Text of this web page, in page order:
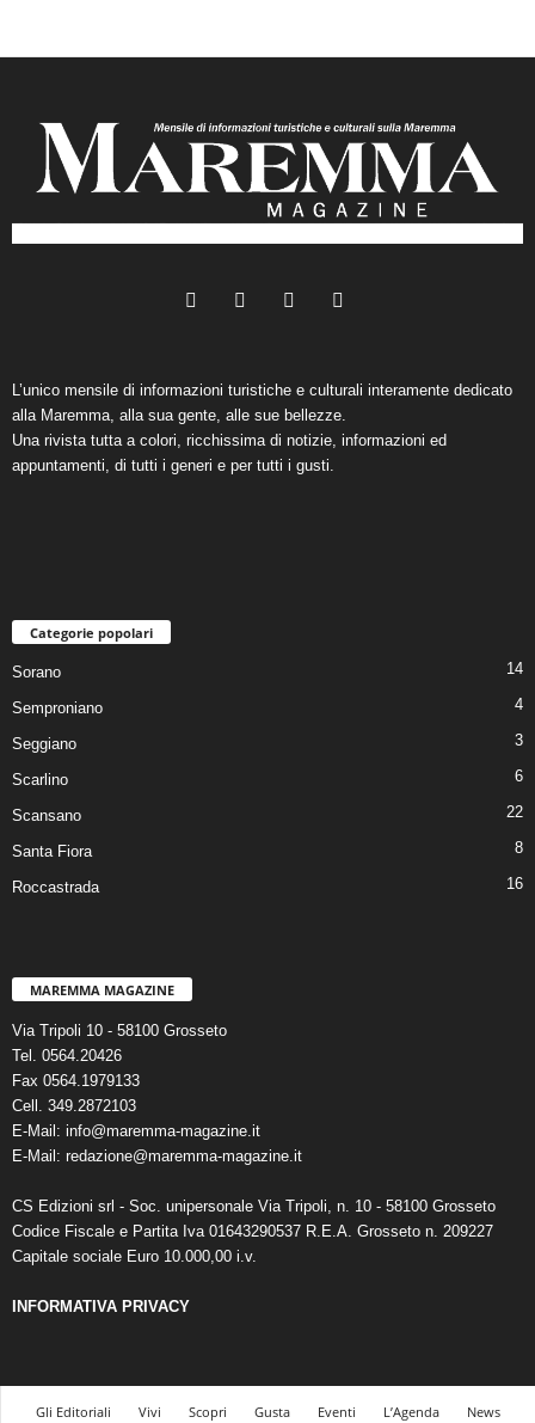
L’unico mensile di informazioni turistiche e culturali interamente dedicato
alla Maremma, alla sua gente, alle sue bellezze.
Una rivista tutta a colori, ricchissima di notizie, informazioni ed
appuntamenti, di tutti i generi e per tutti i gusti.
Categorie popolari
Sorano 14
Semproniano 4
Seggiano 3
Scarlino 6
Scansano 22
Santa Fiora 8
Roccastrada 16
MAREMMA MAGAZINE
Via Tripoli 10 - 58100 Grosseto
Tel. 0564.20426
Fax 0564.1979133
Cell. 349.2872103
E-Mail: info@maremma-magazine.it
E-Mail: redazione@maremma-magazine.it
CS Edizioni srl - Soc. unipersonale Via Tripoli, n. 10 - 58100 Grosseto
Codice Fiscale e Partita Iva 01643290537 R.E.A. Grosseto n. 209227
Capitale sociale Euro 10.000,00 i.v.
INFORMATIVA PRIVACY
Gli Editoriali Vivi Scopri Gusta Eventi L’Agenda News